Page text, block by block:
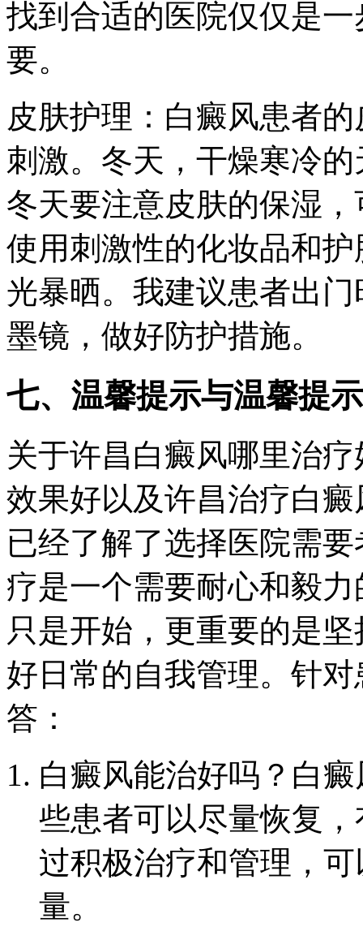
找到合适的医院仅仅是
要。
皮肤护理：白癜风患者
刺激。冬天，干燥寒冷
冬天要注意皮肤的保湿
使用刺激性的化妆品和
光暴晒。我建议患者出
墨镜，做好防护措施。
七、温馨提示与温馨提示
关于许昌白癜风哪里治
效果好以及许昌治疗白
已经了解了选择医院需
疗是一个需要耐心和毅
只是开始，更重要的是
好日常的自我管理。针
答：
白癜风能治好吗？白
些患者可以尽量恢复
过积极治疗和管理，
量。